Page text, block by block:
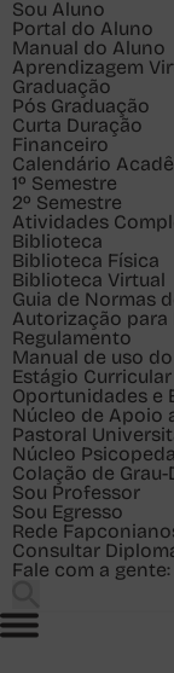
Sou Aluno
Portal do Aluno
Manual do Aluno
Aprendizagem
Graduação
Pós Graduação
Curta Duração
Financeiro
Calendário
1º Semestre
2º Semestre
Atividades
Biblioteca
Biblioteca Física
Biblioteca Virtual
Guia de Normas
Autorização
Regulamento
Manual de uso
Estágio Curricular
Oportunidades e
Núcleo de Apoio
Pastoral
Núcleo
Colação de
Sou Professor
Sou Egresso
Rede
Consultar
Fale com a gente: